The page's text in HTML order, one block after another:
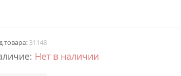
товара: 31148
Нет в наличии